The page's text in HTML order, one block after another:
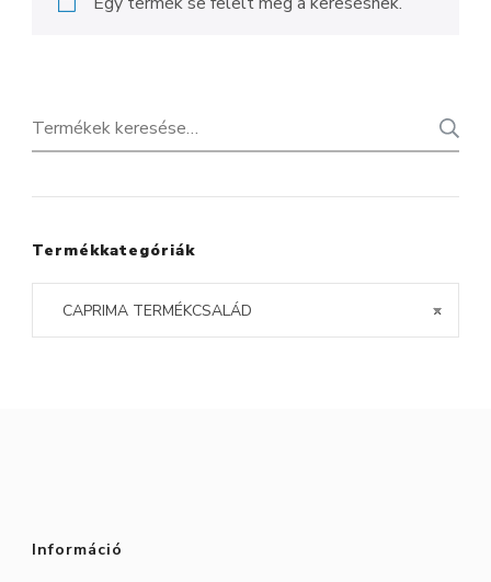
Keresés
a
következőre:
Termékkategóriák
×
CAPRIMA TERMÉKCSALÁD
Információ